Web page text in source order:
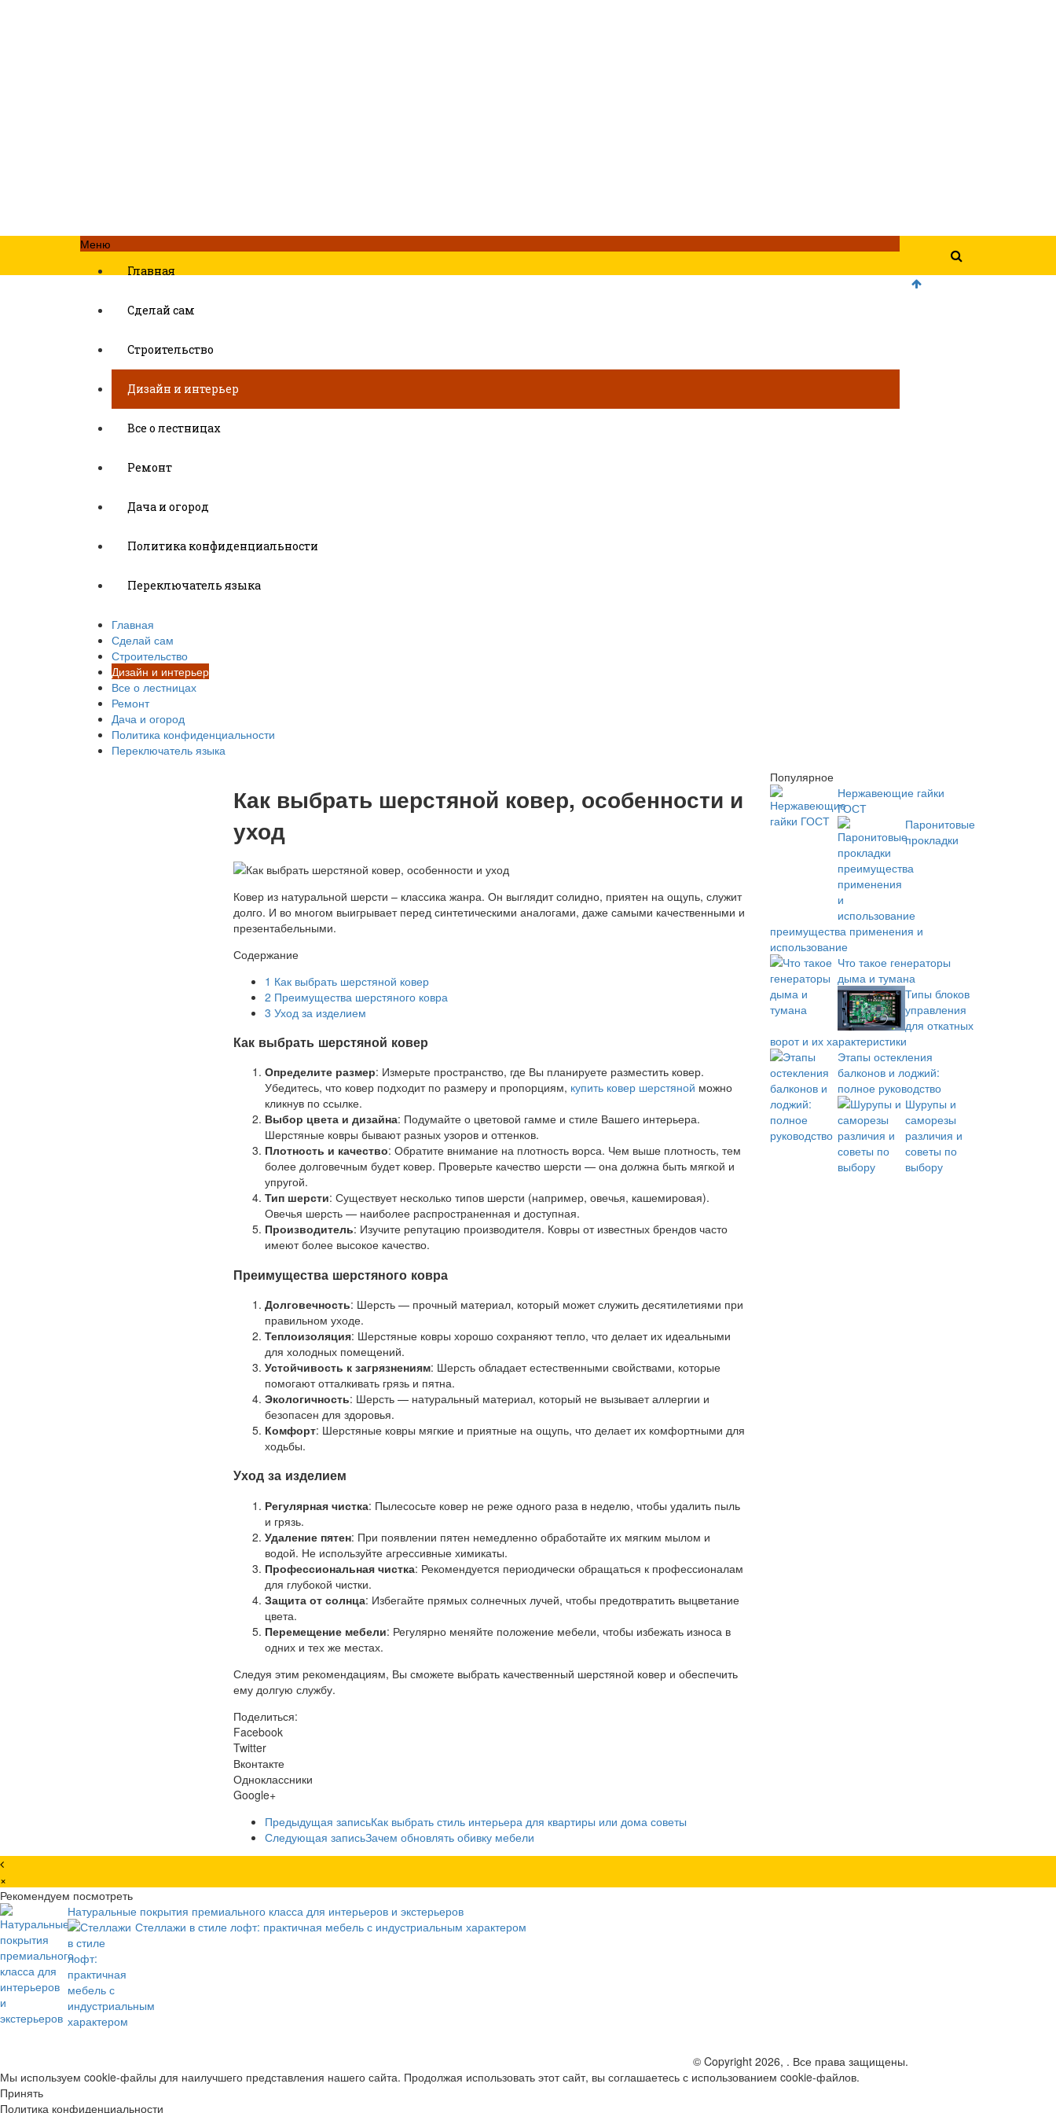
Меню
Главная
Сделай сам
Строительство
Дизайн и интерьер
Все о лестницах
Ремонт
Дача и огород
Политика конфиденциальности
Переключатель языка
Главная
Сделай сам
Строительство
Дизайн и интерьер
Все о лестницах
Ремонт
Дача и огород
Политика конфиденциальности
Переключатель языка
Как выбрать шерстяной ковер, особенности и
уход
Ковер из натуральной шерсти – классика жанра. Он выглядит солидно, приятен на ощупь, служит
долго. И во многом выигрывает перед синтетическими аналогами, даже самыми качественными и
презентабельными.
Содержание
1 Как выбрать шерстяной ковер
2 Преимущества шерстяного ковра
3 Уход за изделием
Как выбрать шерстяной ковер
Определите размер: Измерьте пространство, где Вы планируете разместить ковер.
Убедитесь, что ковер подходит по размеру и пропорциям, купить ковер шерстяной можно
кликнув по ссылке.
Выбор цвета и дизайна: Подумайте о цветовой гамме и стиле Вашего интерьера.
Шерстяные ковры бывают разных узоров и оттенков.
Плотность и качество: Обратите внимание на плотность ворса. Чем выше плотность, тем
более долговечным будет ковер. Проверьте качество шерсти — она должна быть мягкой и
упругой.
Тип шерсти: Существует несколько типов шерсти (например, овечья, кашемировая).
Овечья шерсть — наиболее распространенная и доступная.
Производитель: Изучите репутацию производителя. Ковры от известных брендов часто
имеют более высокое качество.
Преимущества шерстяного ковра
Долговечность: Шерсть — прочный материал, который может служить десятилетиями при
правильном уходе.
Теплоизоляция: Шерстяные ковры хорошо сохраняют тепло, что делает их идеальными
для холодных помещений.
Устойчивость к загрязнениям: Шерсть обладает естественными свойствами, которые
помогают отталкивать грязь и пятна.
Экологичность: Шерсть — натуральный материал, который не вызывает аллергии и
безопасен для здоровья.
Комфорт: Шерстяные ковры мягкие и приятные на ощупь, что делает их комфортными для
ходьбы.
Уход за изделием
Регулярная чистка: Пылесосьте ковер не реже одного раза в неделю, чтобы удалить пыль
и грязь.
Удаление пятен: При появлении пятен немедленно обработайте их мягким мылом и
водой. Не используйте агрессивные химикаты.
Профессиональная чистка: Рекомендуется периодически обращаться к профессионалам
для глубокой чистки.
Защита от солнца: Избегайте прямых солнечных лучей, чтобы предотвратить выцветание
цвета.
Перемещение мебели: Регулярно меняйте положение мебели, чтобы избежать износа в
одних и тех же местах.
Следуя этим рекомендациям, Вы сможете выбрать качественный шерстяной ковер и обеспечить
ему долгую службу.
Поделиться:
Facebook
Twitter
Вконтакте
Одноклассники
Google+
Предыдущая записьКак выбрать стиль интерьера для квартиры или дома советы
Следующая записьЗачем обновлять обивку мебели
Популярное
Нержавеющие гайки
ГОСТ
Паронитовые
прокладки
преимущества применения и
использование
Что такое генераторы
дыма и тумана
Типы блоков
управления
для откатных
ворот и их характеристики
Этапы остекления
балконов и лоджий:
полное руководство
Шурупы и
саморезы
различия и
советы по
выбору
×
Рекомендуем посмотреть
Натуральные покрытия премиального класса для интерьеров и экстерьеров
Стеллажи в стиле лофт: практичная мебель с индустриальным характером
© Copyright 2026, . Все права защищены.
Мы используем cookie-файлы для наилучшего представления нашего сайта. Продолжая использовать этот сайт, вы соглашаетесь с использованием cookie-файлов.
Принять
Политика конфиденциальности